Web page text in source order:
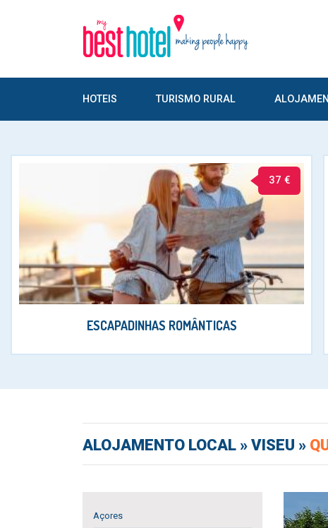
HOTEIS TURISMO RURAL
37 €
ESCAPADINHAS ROMÂNTICAS
ALOJAMENTO LOCAL » VISEU »
Açores